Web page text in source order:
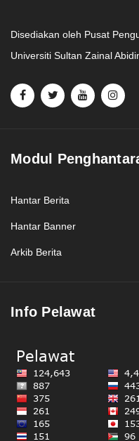
Disediakan oleh Pusat
Universiti Sultan Zainal
Modul
Hantar Berita
Hantar Banner
Arkib Berita
Info Pelawat